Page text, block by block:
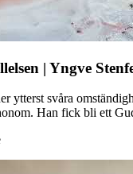
| Yngve
ytterst svåra
Han fick bli ett